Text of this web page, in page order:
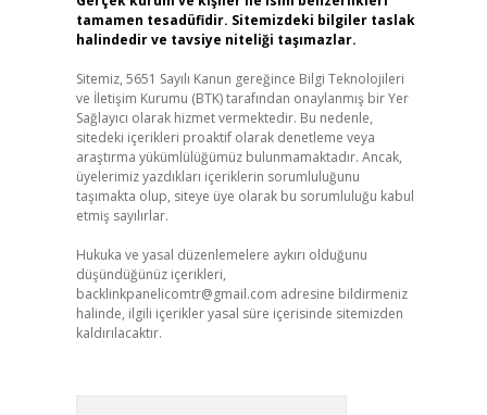
tamamen tesadüfidir. Sitemizdeki bilgiler taslak
halindedir ve tavsiye niteliği taşımazlar.
Sitemiz, 5651 Sayılı Kanun gereğince Bilgi Teknolojileri
ve İletişim Kurumu (BTK) tarafından onaylanmış bir Yer
Sağlayıcı olarak hizmet vermektedir. Bu nedenle,
sitedeki içerikleri proaktif olarak denetleme veya
araştırma yükümlülüğümüz bulunmamaktadır. Ancak,
üyelerimiz yazdıkları içeriklerin sorumluluğunu
taşımakta olup, siteye üye olarak bu sorumluluğu kabul
etmiş sayılırlar.
Hukuka ve yasal düzenlemelere aykırı olduğunu
düşündüğünüz içerikleri,
backlinkpanelicomtr@gmail.com adresine bildirmeniz
halinde, ilgili içerikler yasal süre içerisinde sitemizden
kaldırılacaktır.